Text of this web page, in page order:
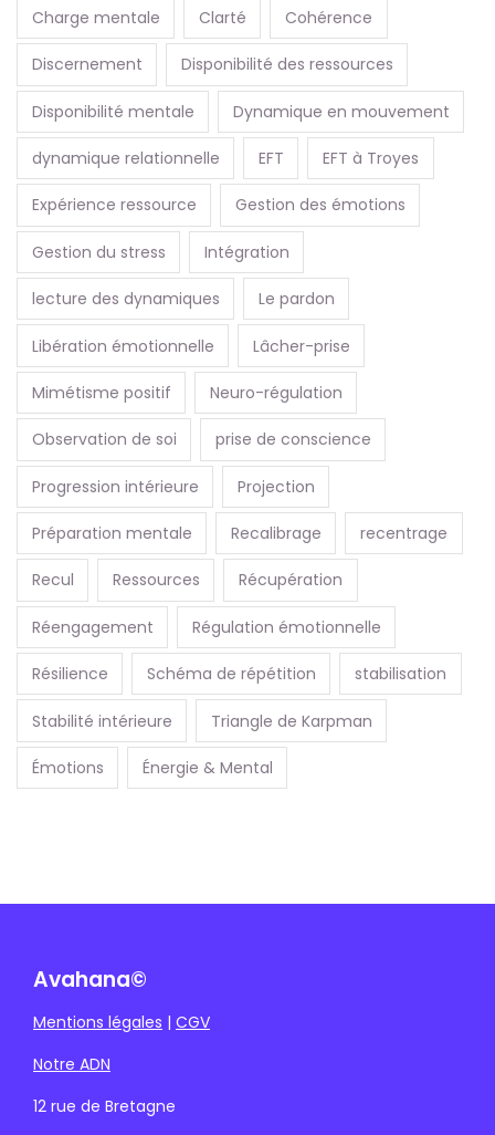
Charge mentale Clarté Cohérence
Discernement Disponibilité des ressources
Disponibilité mentale Dynamique en mouvement
dynamique relationnelle EFT EFT à Troyes
Expérience ressource Gestion des émotions
Gestion du stress Intégration
lecture des dynamiques Le pardon
Libération émotionnelle Lâcher-prise
Mimétisme positif Neuro-régulation
Observation de soi prise de conscience
Progression intérieure Projection
Préparation mentale Recalibrage recentrage
Recul Ressources Récupération
Réengagement Régulation émotionnelle
Résilience Schéma de répétition stabilisation
Stabilité intérieure Triangle de Karpman
Émotions Énergie & Mental
Avahana©
Mentions légales | CGV
Notre ADN
12 rue de Bretagne